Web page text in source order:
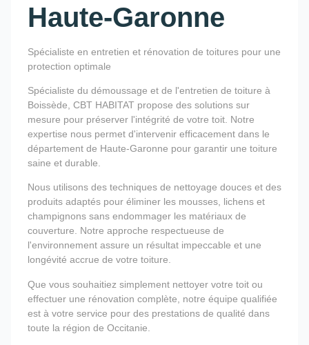
Haute-Garonne
Spécialiste en entretien et rénovation de toitures pour une
protection optimale
Spécialiste du démoussage et de l'entretien de toiture à
Boissède, CBT HABITAT propose des solutions sur
mesure pour préserver l'intégrité de votre toit. Notre
expertise nous permet d'intervenir efficacement dans le
département de Haute-Garonne pour garantir une toiture
saine et durable.
Nous utilisons des techniques de nettoyage douces et des
produits adaptés pour éliminer les mousses, lichens et
champignons sans endommager les matériaux de
couverture. Notre approche respectueuse de
l'environnement assure un résultat impeccable et une
longévité accrue de votre toiture.
Que vous souhaitiez simplement nettoyer votre toit ou
effectuer une rénovation complète, notre équipe qualifiée
est à votre service pour des prestations de qualité dans
toute la région de Occitanie.